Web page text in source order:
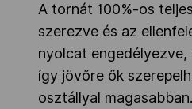
A tornát 100%-os
szerezve és az
nyolcat
így jövőre ők
osztállyal magasabban.